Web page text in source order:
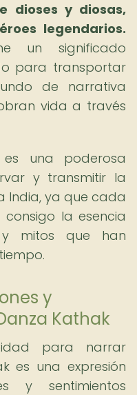
dioses y diosas,
legendarios.
un significado
para transportar
de narrativa
vida a través
una poderosa
y transmitir la
India, ya que cada
la esencia
mitos que han
y
Kathak
para narrar
es una expresión
y sentimientos